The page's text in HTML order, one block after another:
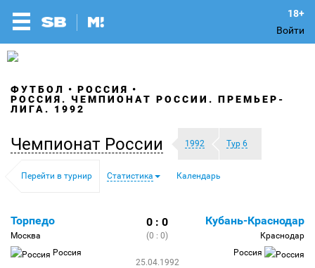
Войти
ФУТБОЛ
РОССИЯ
РОССИЯ. ЧЕМПИОНАТ РОССИИ. ПРЕМЬЕР-
ЛИГА. 1992
Чемпионат России 1992 Тур 6
Перейти в турнир Статистика Календарь
Торпедо
Москва
Россия
0 : 0
(0 : 0)
25.04.1992
Кубань-Краснодар
Краснодар
Россия